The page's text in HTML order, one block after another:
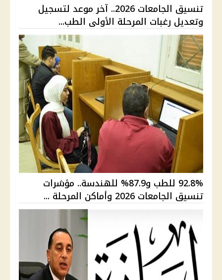
تنسيق الجامعات 2026.. آخر موعد لتسجيل
وتعديل رغبات المرحلة الأولى الطب...
92.8% للطب و87.9% للهندسة.. مؤشرات
تنسيق الجامعات 2026 وأماكن المرحلة ...